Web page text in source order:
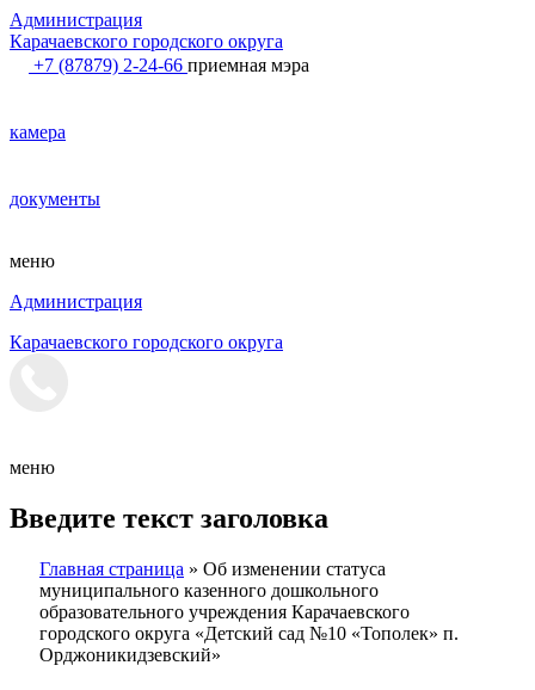
Администрация
Карачаевского городского округа
+7 (87879) 2-24-66 приемная мэра
камера
документы
меню
Администрация
Карачаевского городского округа
меню
Введите текст заголовка
Главная страница » Об изменении статуса
муниципального казенного дошкольного
образовательного учреждения Карачаевского
городского округа «Детский сад №10 «Тополек» п.
Орджоникидзевский»